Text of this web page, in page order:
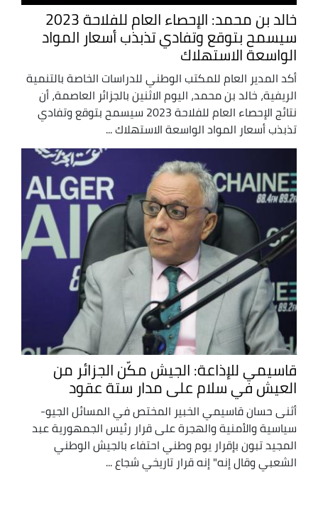
خالد بن محمد: الإحصاء العام للفلاحة 2023
سيسمح بتوقع وتفادي تذبذب أسعار المواد
الواسعة الاستهلاك
أكد المدير العام للمكتب الوطني للدراسات الخاصة بالتنمية
الريفية، خالد بن محمد، اليوم الاثنين بالجزائر العاصمة، أن
نتائج الإحصاء العام للفلاحة 2023 سيسمح بتوقع وتفادي
تذبذب أسعار المواد الواسعة الاستهلاك ...
قاسيمي للإذاعة: الجيش مكّن الجزائر من
العيش في سلام على مدار ستة عقود
أثنى حسان قاسيمي الخبير المختص في المسائل الجيو-
سياسية والأمنية والهجرة على قرار رئيس الجمهورية عبد
المجيد تبون بإقرار يوم وطني احتفاء بالجيش الوطني
الشعبي وقال إنه" إنه قرار تاريخي شجاع ...